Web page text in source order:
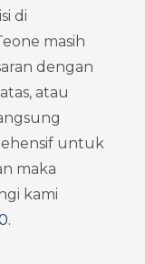
di
masih
dengan
atau
untuk
maka
kami
.